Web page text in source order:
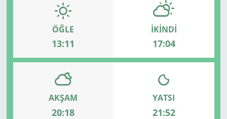
ÖĞLE
13:11
İKINDI
17:04
AKŞAM
20:18
YATSI
21:52